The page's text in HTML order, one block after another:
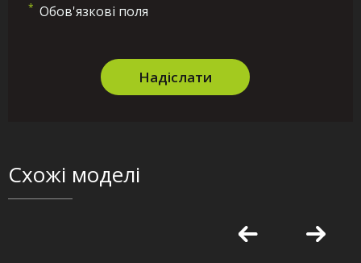
* Обов'язкові поля
Надіслати
Схожі моделі